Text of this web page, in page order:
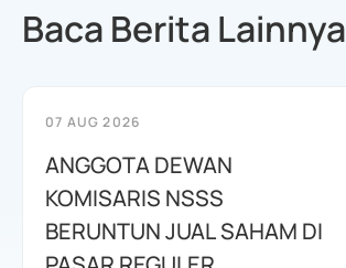
Baca Berita Lainnya
07 AUG 2026
ANGGOTA DEWAN
KOMISARIS NSSS
BERUNTUN JUAL SAHAM DI